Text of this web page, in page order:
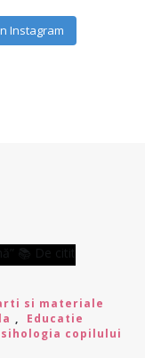
Instagram
si materiale
,
Educatie
copilului